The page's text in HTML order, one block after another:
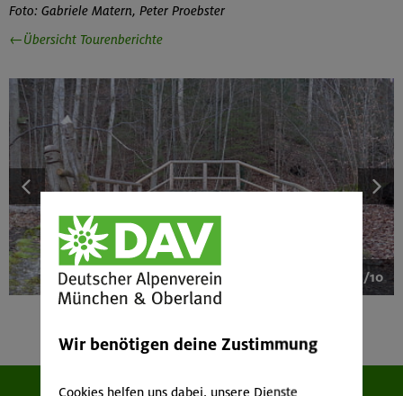
Foto: Gabriele Matern, Peter Proebster
←Übersicht Tourenberichte
1/10
Wir benötigen deine Zustimmung
Cookies helfen uns dabei, unsere Dienste